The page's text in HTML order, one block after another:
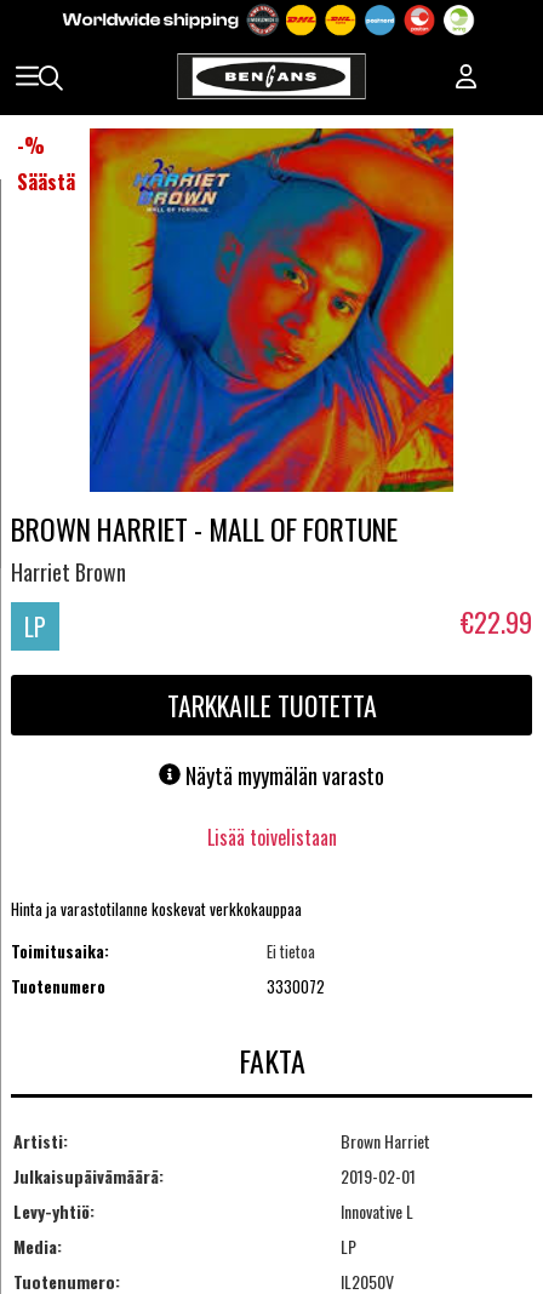
-%
Säästä
BROWN HARRIET - MALL OF FORTUNE
Harriet Brown
LP €22.99
TARKKAILE TUOTETTA
Näytä myymälän varasto
Lisää toivelistaan
Hinta ja varastotilanne koskevat verkkokauppaa
Toimitusaika:
Ei tietoa
Tuotenumero
3330072
FAKTA
Artisti:
Brown Harriet
Julkaisupäivämäärä:
2019-02-01
Levy-yhtiö:
Innovative L
Media:
LP
Tuotenumero:
IL2050V